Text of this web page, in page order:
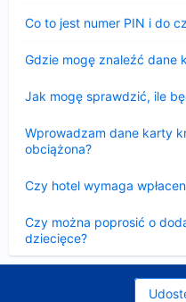
Co to jest numer PIN i do
Gdzie mogę znaleźć dane
Jak mogę sprawdzić, ile
Wprowadzam dane karty
obciążona?
Czy hotel wymaga
Czy można poprosić o
dziecięce?